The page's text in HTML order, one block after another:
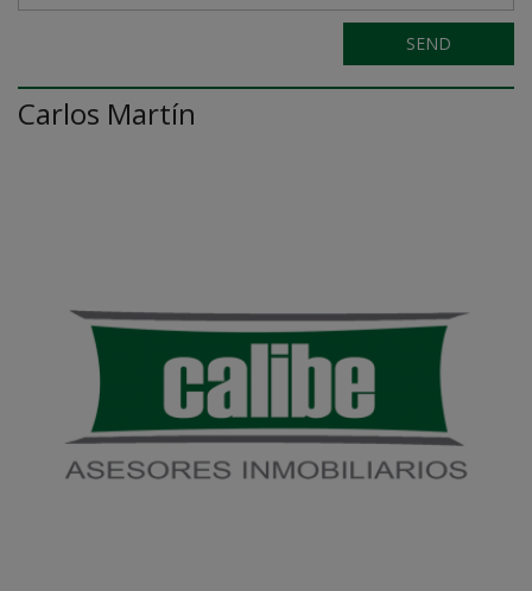
SEND
Carlos Martín